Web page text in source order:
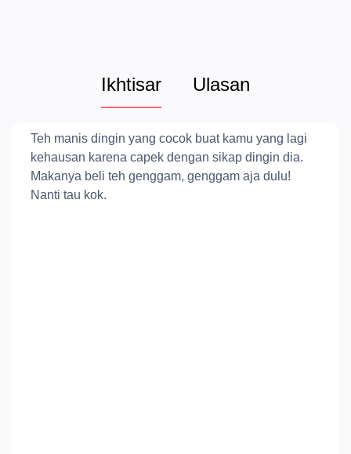
Ikhtisar Ulasan
Teh manis dingin yang cocok buat kamu yang lagi
kehausan karena capek dengan sikap dingin dia.
Makanya beli teh genggam, genggam aja dulu!
Nanti tau kok.